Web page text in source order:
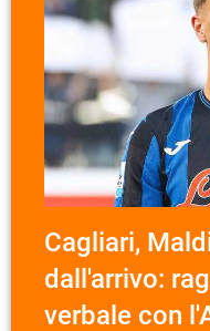
Cagliari,
dall'arrivo:
verbale con